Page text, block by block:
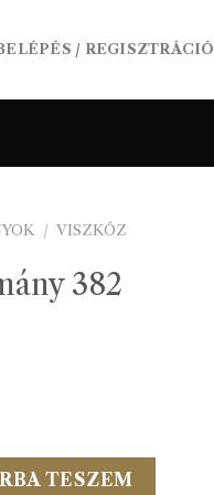
/ REGISZTRÁCIÓ
/ VISZKÓZ
382
mennyiség
TESZEM